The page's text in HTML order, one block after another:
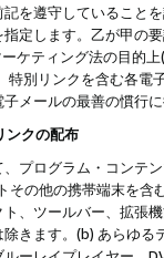
を遵守していること
定します。乙が甲の
ケティング法の目的
別リンクを含む各
メールの最善の慣行
ンクの配布
プログラム・コンテ
その他の携帯端末を
、ツールバー、拡張
きます。(b) あらゆ